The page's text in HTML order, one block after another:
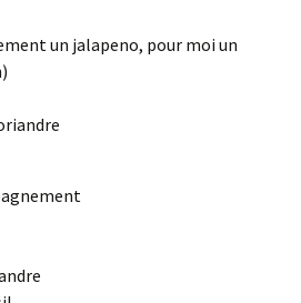
un jalapeno, pour moi un